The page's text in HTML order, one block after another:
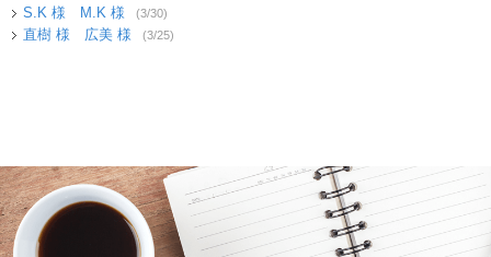
S.K 様 M.K 様 (3/30)
直樹 様 広美 様 (3/25)